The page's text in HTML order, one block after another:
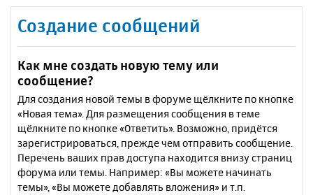
Создание сообщений
Как мне создать новую тему или
сообщение?
Для создания новой темы в форуме щёлкните по кнопке
«Новая тема». Для размещения сообщения в теме
щёлкните по кнопке «Ответить». Возможно, придётся
зарегистрироваться, прежде чем отправить сообщение.
Перечень ваших прав доступа находится внизу страниц
форума или темы. Например: «Вы можете начинать
темы», «Вы можете добавлять вложения» и т.п.